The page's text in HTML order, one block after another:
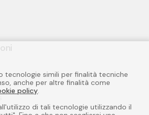
tecnologie simili per finalità tecniche
anche per altre finalità come
policy.
di tali tecnologie utilizzando il